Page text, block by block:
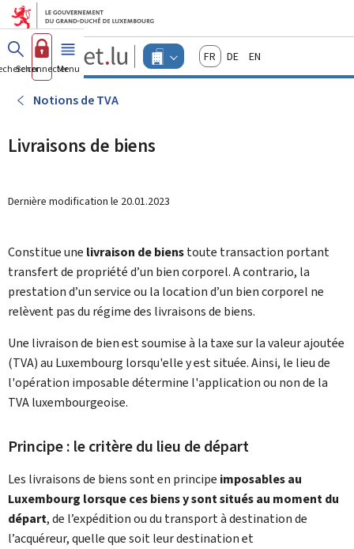
Aller au menu principal
Aller au contenu
Guichet.lu
Changer
d'espace
FrançaisDeutschEnglish
Se connecterMenu principal
Notions de TVA
Livraisons de biens
Dernière modification le 20.01.2023
Constitue une livraison de bienstoute transaction portant
transfert de propriété d’un bien corporel. A contrario, la
prestation d’un service ou la location d’un bien corporel ne
relèvent pas du régime des livraisons de biens.
Une livraison de bien est soumise à la taxe sur la valeur ajoutée
(TVA) au Luxembourg lorsqu'elle y est située. Ainsi, le lieu de
l'opération imposable détermine l'application ou non de la
TVA luxembourgeoise.
Principe : le critère du lieu de départ
Les livraisons de biens sont en principe imposables au
Luxembourg lorsque ces biens y sont situés au moment du
départ, de l’expédition ou du transport à destination de
l’acquéreur, quelle que soit leur destination et